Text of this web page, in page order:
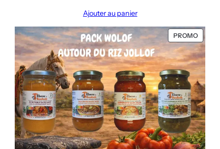
Ajouter au panier
PROMO
EN